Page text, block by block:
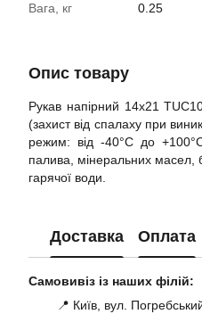
Вага, кг 0.25
Опис товару
Рукав напірний 14х21
(захист від спалаху при
режим: від -40°C до
палива, мінеральних масел,
гарячої води.
Доставка Оплата
Самовивіз із наших філій:
📍 Київ, вул.